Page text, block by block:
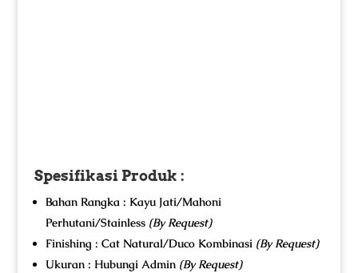
Spesifikasi Produk :
Bahan Rangka : Kayu Jati/Mahoni
Perhutani/Stainless (By Request)
Finishing : Cat Natural/Duco Kombinasi (By Request)
Ukuran : Hubungi Admin (By Request)